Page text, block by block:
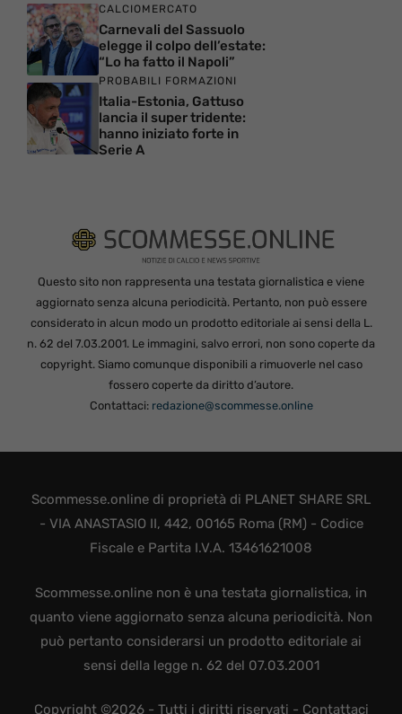
CALCIOMERCATO
Carnevali del Sassuolo
elegge il colpo dell’estate:
“Lo ha fatto il Napoli”
PROBABILI FORMAZIONI
Italia-Estonia, Gattuso
lancia il super tridente:
hanno iniziato forte in
Serie A
Questo sito non rappresenta una testata giornalistica e viene
aggiornato senza alcuna periodicità. Pertanto, non può essere
considerato in alcun modo un prodotto editoriale ai sensi della L.
n. 62 del 7.03.2001. Le immagini, salvo errori, non sono coperte da
copyright. Siamo comunque disponibili a rimuoverle nel caso
fossero coperte da diritto d’autore.
Contattaci: redazione@scommesse.online
Scommesse.online di proprietà di PLANET SHARE SRL
- VIA ANASTASIO II, 442, 00165 Roma (RM) - Codice
Fiscale e Partita I.V.A. 13461621008
Scommesse.online non è una testata giornalistica, in
quanto viene aggiornato senza alcuna periodicità. Non
può pertanto considerarsi un prodotto editoriale ai
sensi della legge n. 62 del 07.03.2001
Copyright ©2026 - Tutti i diritti riservati - Contattaci